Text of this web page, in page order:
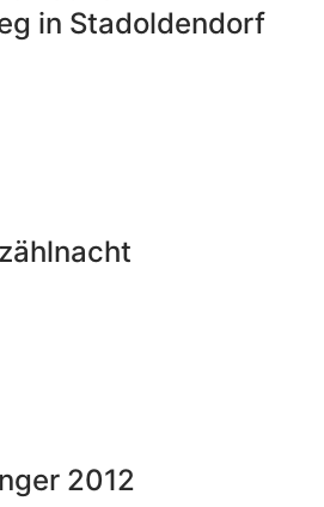
in Stadoldendorf
2012